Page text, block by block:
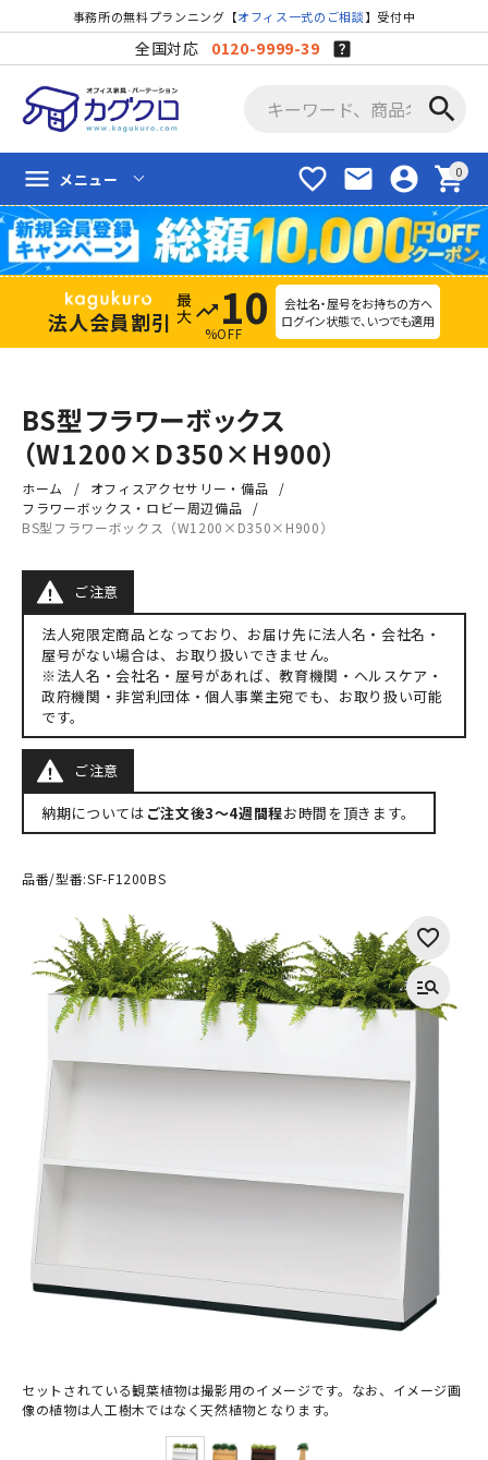
事務所の無料プランニング【オフィス一式のご相談】受付中
全国対応 0120-9999-39
search
favorite_border mail account_circle shopping_cart
menu メニュー
法人会員割引 trending_up 10
%OFF
会社名・屋号をお持ちの方へ
ログイン状態で、いつでも適用
BS型フラワーボックス
（W1200×D350×H900）
ホーム
オフィスアクセサリー・備品
フラワーボックス・ロビー周辺備品
BS型フラワーボックス（W1200×D350×H900）
ご注意
法人宛限定商品となっており、お届け先に法人名・会社名・
屋号がない場合は、お取り扱いできません。
※法人名・会社名・屋号があれば、教育機関・ヘルスケア・
政府機関・非営利団体・個人事業主宛でも、お取り扱い可能
です。
ご注意
納期については ご注文後3～4週間程お時間を頂きます。
品番/型番:SF-F1200BS
セットされている観葉植物は撮影用のイメージです。なお、イメージ画
像の植物は人工樹木ではなく天然植物となります。